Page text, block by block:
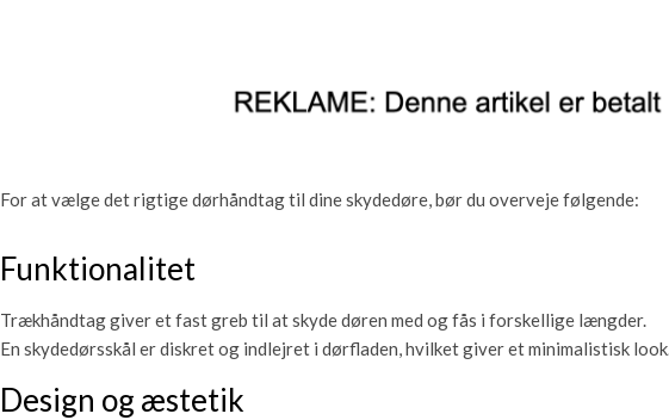
For at vælge det rigtige dørhåndtag til dine skydedøre, bør du overveje følgende:
Funktionalitet
Trækhåndtag giver et fast greb til at skyde døren med og fås i forskellige længder.
En skydedørsskål er diskret og indlejret i dørfladen, hvilket giver et minimalistisk look.
Design og æstetik